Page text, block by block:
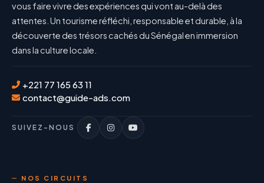
vous faire vivre des expériences qui vont au-delà des
attentes. Un tourisme réfléchi, responsable et durable, à la
découverte des trésors cachés du Sénégal en immersion
dans la culture locale.
+221 77 165 63 11
contact@guide-ads.com
SUIVEZ-NOUS
NOS CIRCUITS